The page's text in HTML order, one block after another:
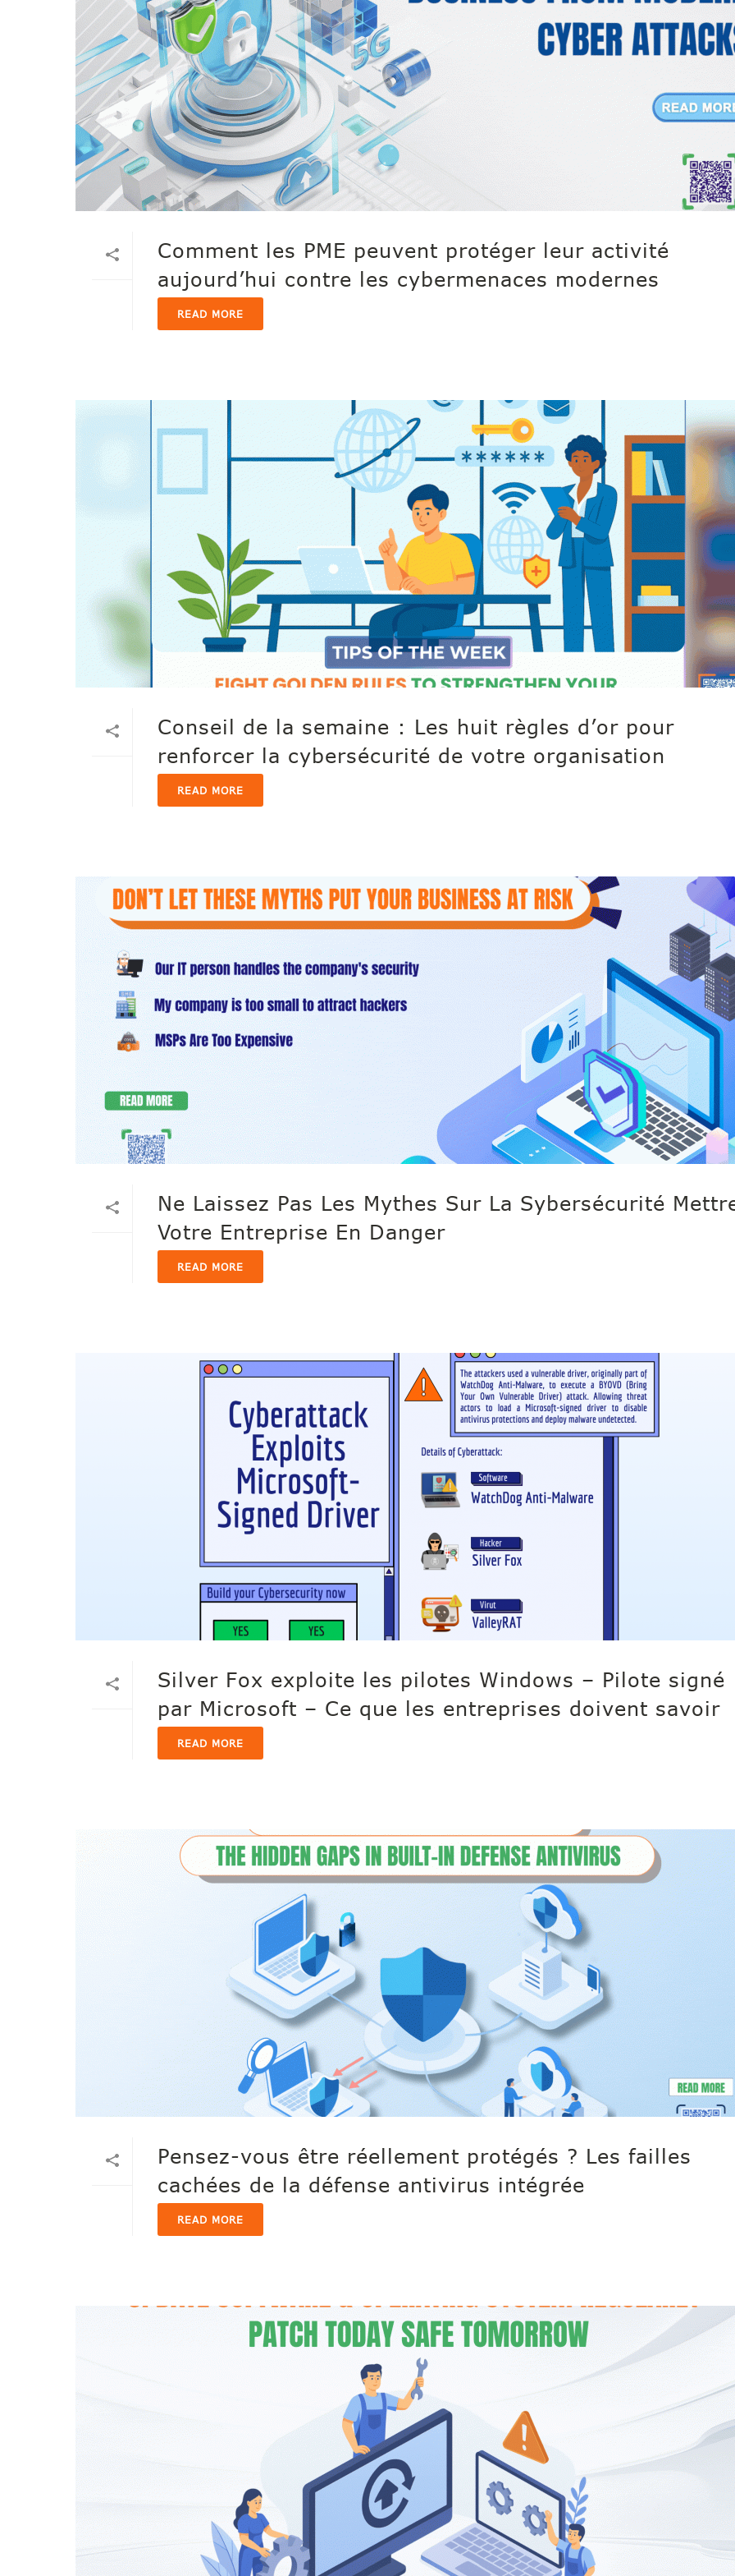
Comment les PME peuvent protéger leur activité
aujourd’hui contre les cybermenaces modernes
READ MORE
Conseil de la semaine : Les huit règles d’or pour
renforcer la cybersécurité de votre organisation
READ MORE
Ne Laissez Pas Les Mythes Sur La Sybersécurité
Votre Entreprise En Danger
READ MORE
Silver Fox exploite les pilotes Windows – Pilote signé
par Microsoft – Ce que les entreprises doivent savoir
READ MORE
Pensez-vous être réellement protégés ? Les failles
cachées de la défense antivirus intégrée
READ MORE